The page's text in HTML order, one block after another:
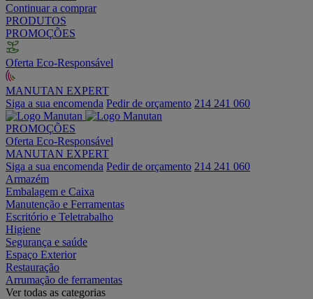
Continuar a comprar
PRODUTOS
PROMOÇÕES
Oferta Eco-Responsável
MANUTAN EXPERT
Siga a sua encomenda Pedir de orçamento 214 241 060
PROMOÇÕES
Oferta Eco-Responsável
MANUTAN EXPERT
Siga a sua encomenda Pedir de orçamento 214 241 060
Armazém
Embalagem e Caixa
Manutenção e Ferramentas
Escritório e Teletrabalho
Higiene
Segurança e saúde
Espaço Exterior
Restauração
Arrumação de ferramentas
Ver todas as categorias